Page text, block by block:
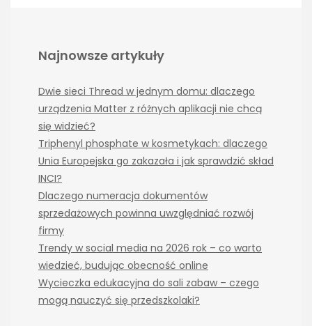
Najnowsze artykuły
Dwie sieci Thread w jednym domu: dlaczego
urządzenia Matter z różnych aplikacji nie chcą
się widzieć?
Triphenyl phosphate w kosmetykach: dlaczego
Unia Europejska go zakazała i jak sprawdzić skład
INCI?
Dlaczego numeracja dokumentów
sprzedażowych powinna uwzględniać rozwój
firmy
Trendy w social media na 2026 rok – co warto
wiedzieć, budując obecność online
Wycieczka edukacyjna do sali zabaw – czego
mogą nauczyć się przedszkolaki?